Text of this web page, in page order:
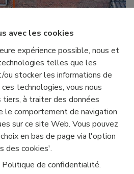
avec les cookies
expérience possible, nous et
telles que les
ou stocker les informations de
technologies, vous nous
tiers, à traiter des données
comportement de navigation
sur ce site Web. Vous pouvez
en bas de page via l'option
des cookies'.
Politique de confidentialité.
Pâturages |Ref: 7801